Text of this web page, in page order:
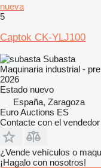
nueva
5
Captok CK-YLJ100
Subasta
Maquinaria industrial -
2026
Estado nuevo
España, Zaragoza
Euro Auctions ES
Contacte con el vendedor
¿Vende vehículos o
¡Hagalo con nosotros!